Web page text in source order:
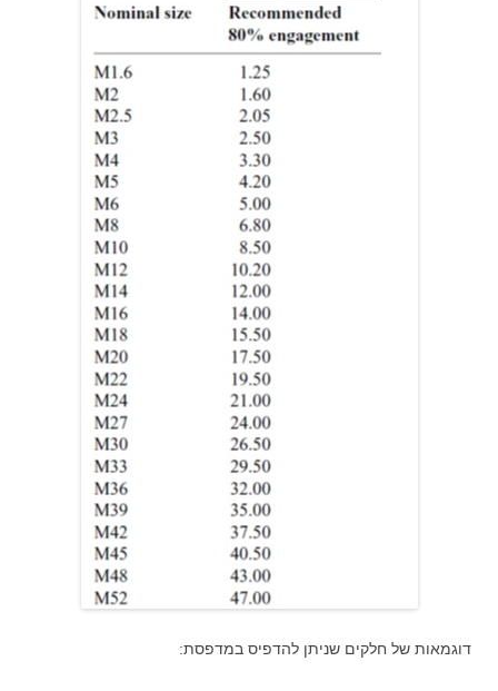
דוגמאות של חלקים שניתן להדפיס במדפסת: